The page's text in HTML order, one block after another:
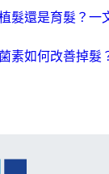
髮還是育髮？一
素如何改善掉髮